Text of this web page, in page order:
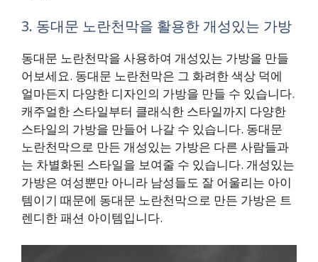
3. 동대문 노란천막을 활용한 개성있는 가방
동대문 노란천막을 사용하여 개성있는 가방을 만들
어보세요. 동대문 노란천막은 그 화려한 색상 덕에
얼마든지 다양한 디자인의 가방을 만들 수 있습니다.
캐주얼한 스타일부터 클래식한 스타일까지 다양한
스타일의 가방을 만들어 나갈 수 있습니다. 동대문
노란천막으로 만든 개성있는 가방은 다른 사람들과
는 차별화된 스타일을 보여줄 수 있습니다. 개성있는
가방은 여성뿐만 아니라 남성들도 잘 어울리는 아이
템이기 때문에 동대문 노란천막으로 만든 가방은 트
렌디한 패션 아이템입니다.